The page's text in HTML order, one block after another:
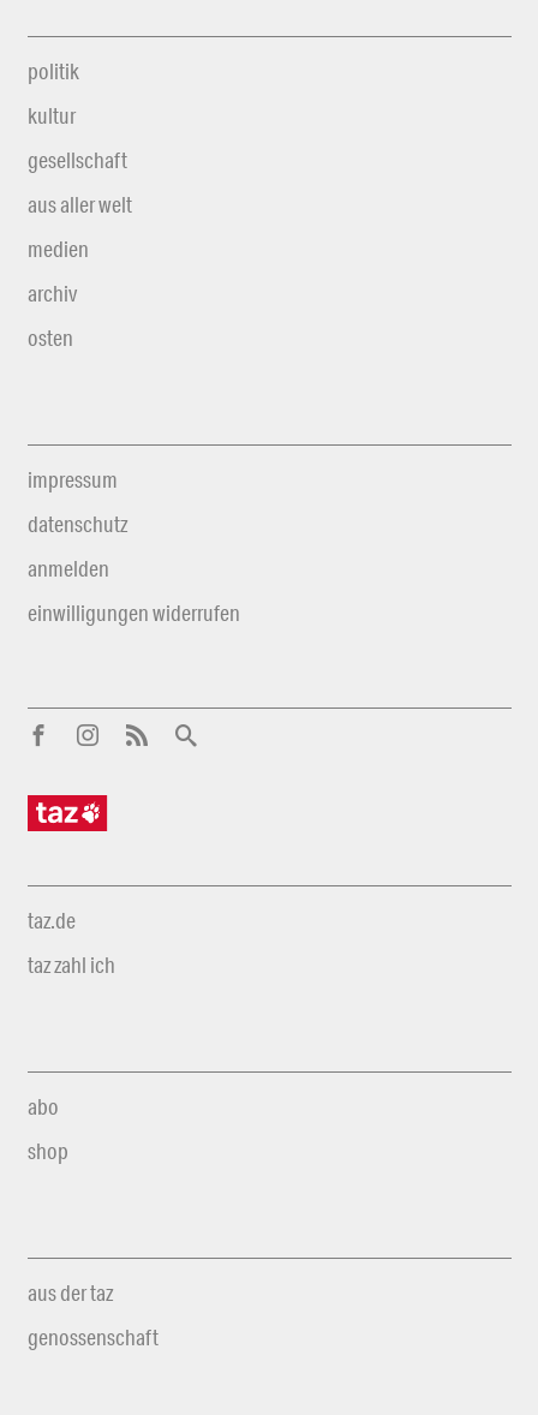
politik
kultur
gesellschaft
aus aller welt
medien
archiv
osten
impressum
datenschutz
anmelden
einwilligungen widerrufen
taz.de
taz zahl ich
abo
shop
aus der taz
genossenschaft